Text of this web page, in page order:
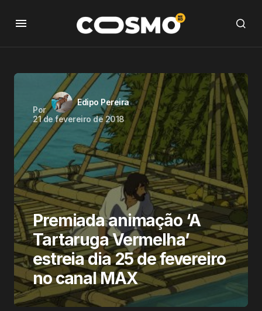
Por
Edipo Pereira
21 de fevereiro de 2018
Premiada animação ‘A
Tartaruga Vermelha’
estreia dia 25 de fevereiro
no canal MAX